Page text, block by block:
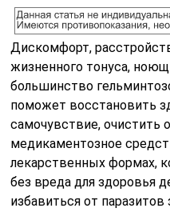
Дискомфорт,
жизненного тонуса,
большинство
поможет восстановить
самочувствие, очистить
медикаментозное
лекарственных формах,
без вреда для здоровья
избавиться от паразитов